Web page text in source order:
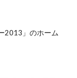
2013」のホーム